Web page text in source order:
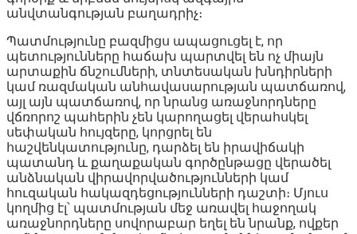
անվտանգության բաղադրիչ։
Պատմությունը բազմիցս ապացուցել է, որ
պետությունները հաճախ պարտվել են ոչ միայն
արտաքին ճնշումների, տնտեսական խնդիրների
կամ ռազմական անհավասարության պատճառով,
այլ այն պատճառով, որ նրանց առաջնորդները
վճռորոշ պահերին չեն կարողացել վերահսկել
սեփական հույզերը, կորցրել են
հաշվենկատությունը, դարձել են իրավիճակի
պատանդ և քաղաքական գործընթացը վերածել
անձնական վիրավորվածությունների կամ
հուզական հակազդեցությունների դաշտի։ Մյուս
կողմից էլ՝ պատմության մեջ առավել հաջողակ
առաջնորդները սովորաբար եղել են նրանք, ովքեր